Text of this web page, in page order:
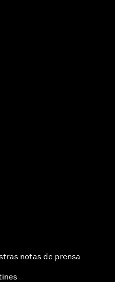
notas de prensa